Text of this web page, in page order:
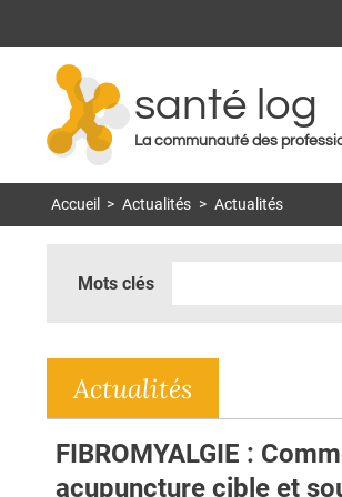
santé log
La communauté des
Accueil > Actualités > Actualités
Mots clés
Actualités
FIBROMYALGIE :
acupuncture cible et